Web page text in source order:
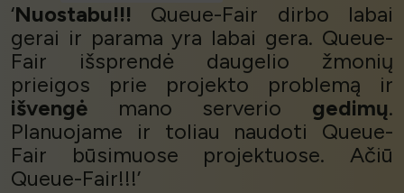
‘Nuostabu!!! Queue-Fair dirbo labai
gerai ir parama yra labai gera. Queue-
Fair išsprendė daugelio žmonių
prieigos prie projekto problemą ir
išvengė mano serverio gedimų.
Planuojame ir toliau naudoti Queue-
Fair būsimuose projektuose. Ačiū
Queue-Fair!!!’